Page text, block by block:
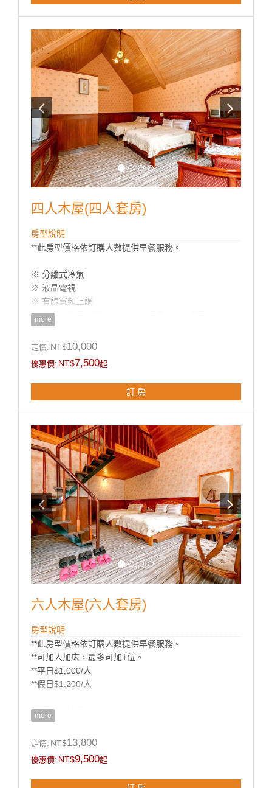
四人木屋(四人套房)
房型說明
**此房型價格依訂購人數提供早餐服務。
※ 分離式冷氣
※ 液晶電視
※ 有線寬頻上網
※ 提供五星級法國Mimare沐浴用品、盥洗用品、中毛
巾
※ 兒童洗浴用品(澡盆，浴巾)
※ 礦泉水
**國旅卡訂房請於下單同時勾選備註即可。
more
定價: NT$10,000
優惠價: NT$7,500起
訂 房
六人木屋(六人套房)
房型說明
**此房型價格依訂購人數提供早餐服務。
**可加人加床，最多可加1位。
**平日$1,000/人
**假日$1,200/人
※ 分離式冷氣
※ 液晶電視
※ 有線寬頻上網
巾
※ 兒童洗浴用品(澡盆，浴巾)
more
定價: NT$13,800
優惠價: NT$9,500起